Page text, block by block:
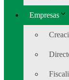
Empresas